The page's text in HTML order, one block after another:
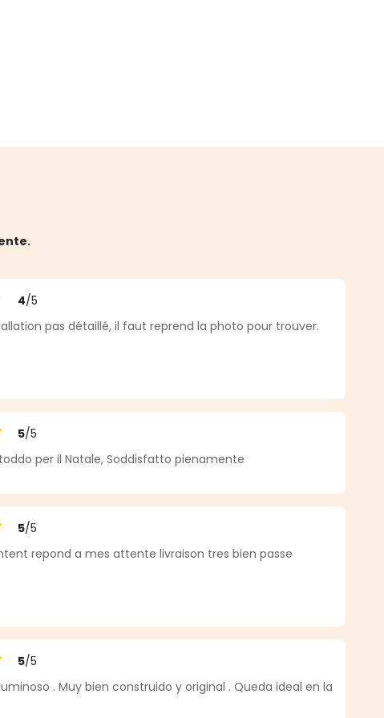
di 4 su 5 stelle
4/5
pas détaillé, il faut reprend la photo pour trouver.
di 5 su 5 stelle
5/5
per il Natale, Soddisfatto pienamente
di 5 su 5 stelle
5/5
repond a mes attente livraison tres bien passe
di 5 su 5 stelle
5/5
. Muy bien construido y original . Queda ideal en la